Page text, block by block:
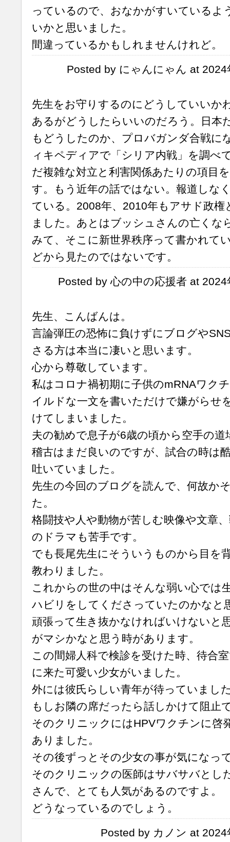
っているので、おなかがすいているよ
いかと思いました。
間違っているかもしれませんけれど。
Posted by にゃんにゃん at
先生をお守りするのにどうしていいか
あるがどうしたらいいのだろう。日本
もどうしたのか、プロバガンダ合戦に
ィキペディアで「シリア内戦」を調べ
だ複雑な対立と利害関係あたりの項目
す。もう近年の話ではない。報道しな
ている。2008年、2010年もアサド政
ました。あとはブッシュさんの亡くな
みて、そこに新世界秩序って書かれて
どから見たのではないです。
Posted by 心の中の応援者 at
先生、こんばんは。
言論弾圧の恐怖に負けずにブログや
さる方は本当に凄いと思います。
心から尊敬しています。
私はコロナ禍初期に子供のmRNAワク
イルドな一文を書いただけで嫌がらせ
けてしまいました。
夫の勧めで息子が6歳の頃から空手の
稽古はまだ良いのですが、試合の時は
吐いていました。
先生の今回のブログを読んで、何故か
た。
格闘技や人や動物が苦しむ映像や文章
のドラマも苦手です。
でも長尾先生にそういうものから目を
教わりました。
これからの世の中はそんな弱い心では
ハビリをしてくださっていたのかなと
頑張って生き抜かなければいけないと
がマシかなと思う時があります。
この間婦人科で検診を受けた時、待合
に来た可愛い少女がいました。
外には彼氏らしい青年が待っていまし
もしお隣の席だったら話しかけて阻止
そのクリニックにはHPVワクチンに啓
ありました。
その後ずっとその少女の事が気になっ
そのクリニックの医師はサバサバとし
さんで、とても人気があるのですよ。
どうなっているのでしょう。
Posted by カノン at